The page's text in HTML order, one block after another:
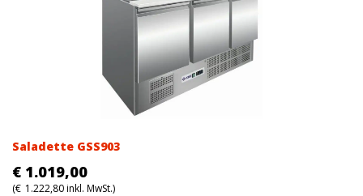
Saladette GSS903
€ 1.019,00
(€ 1.222,80inkl. MwSt.)